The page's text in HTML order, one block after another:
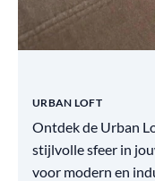
URBAN LOFT
Ontdek de Urban
stijlvolle sfeer in
voor modern en